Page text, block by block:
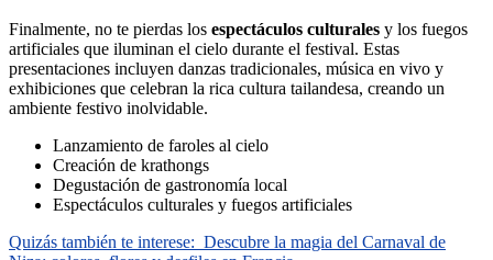
Finalmente, no te pierdas los espectáculos culturales y los fuegos
artificiales que iluminan el cielo durante el festival. Estas
presentaciones incluyen danzas tradicionales, música en vivo y
exhibiciones que celebran la rica cultura tailandesa, creando un
ambiente festivo inolvidable.
Lanzamiento de faroles al cielo
Creación de krathongs
Degustación de gastronomía local
Espectáculos culturales y fuegos artificiales
Quizás también te interese: Descubre la magia del Carnaval de